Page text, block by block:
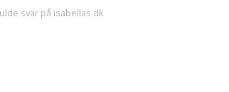
svar på isabellas.dk